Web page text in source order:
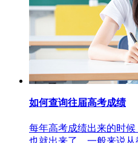
如何查询往届高考成绩
每年高考成绩出来的时